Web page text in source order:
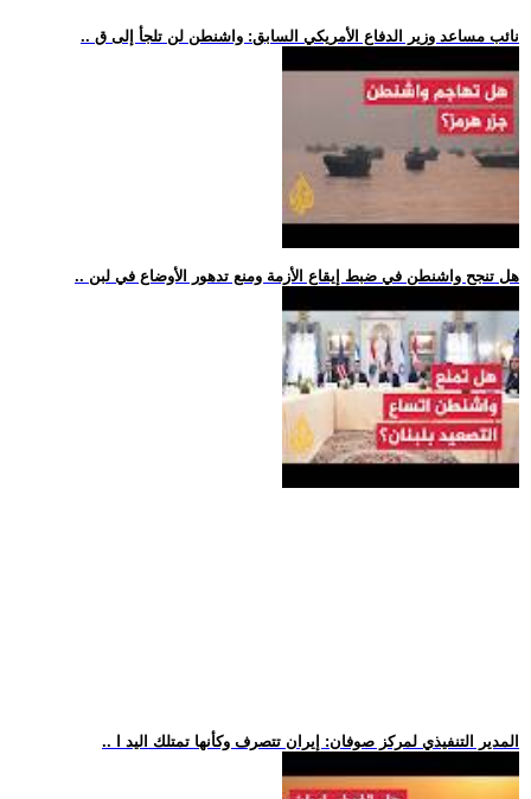
.. نائب مساعد وزير الدفاع الأمريكي السابق: واشنطن لن تلجأ إلى ق
.. هل تنجح واشنطن في ضبط إيقاع الأزمة ومنع تدهور الأوضاع في لبن
.. المدير التنفيذي لمركز صوفان: إيران تتصرف وكأنها تمتلك اليد ا